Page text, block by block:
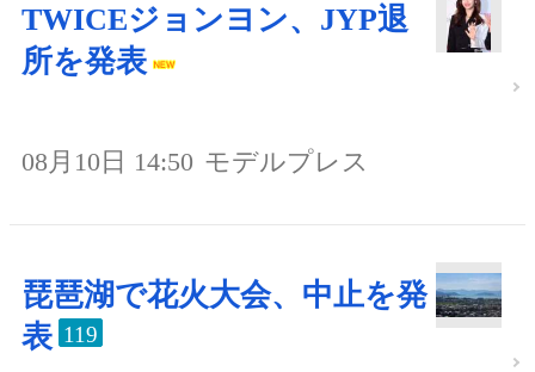
TWICEジョンヨン、JYP退
所を発表
08月10日 14:50 モデルプレス
琵琶湖で花火大会、中止を発
表 119